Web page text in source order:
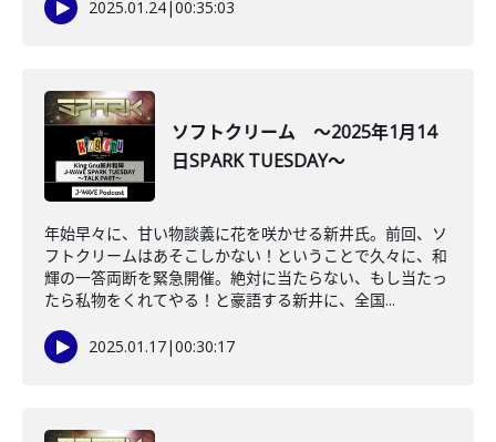
2025.01.24|00:35:03
ソフトクリーム ～2025年1月14
日SPARK TUESDAY～
年始早々に、甘い物談義に花を咲かせる新井氏。前回、ソ
フトクリームはあそこしかない！ということで久々に、和
輝の一答両断を緊急開催。絶対に当たらない、もし当たっ
たら私物をくれてやる！と豪語する新井に、全国...
2025.01.17|00:30:17